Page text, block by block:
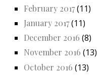
February 2017(11)
January 2017(11)
December 2016 (8)
November 2016 (13)
October 2016 (13)